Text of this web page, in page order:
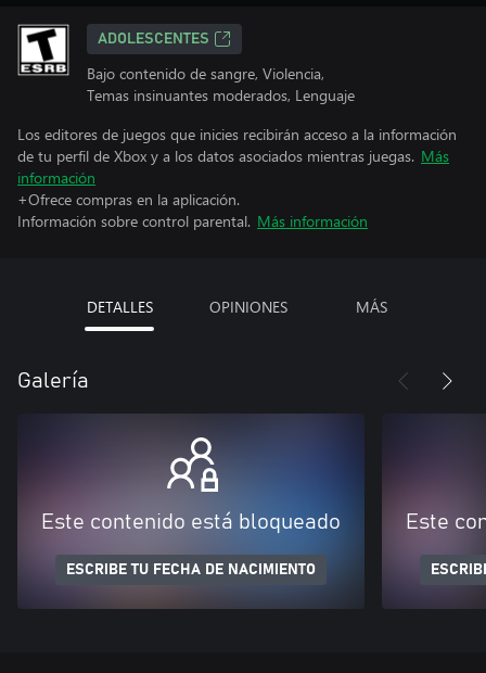
ADOLESCENTES
Bajo contenido de sangre, Violencia,
Temas insinuantes moderados, Lenguaje
Los editores de juegos que inicies recibirán acceso a la información
de tu perfil de Xbox y a los datos asociados mientras juegas. Más
información
+Ofrece compras en la aplicación.
Información sobre control parental. Más información
DETALLES OPINIONES MÁS
Galería
Este contenido está bloqueado
ESCRIBE TU FECHA DE NACIMIENTO
Este